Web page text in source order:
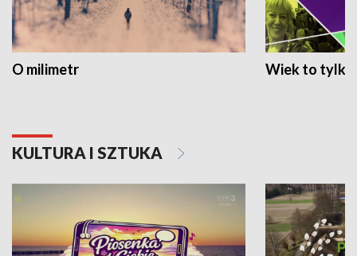
O milimetr Wiek to tylko
KULTURA I SZTUKA